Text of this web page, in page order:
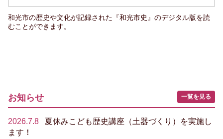
和光市の歴史や文化が記録された『和光市史』のデジタル版を読
むことができます。
お知らせ 一覧を見る
2026.7.8
夏休みこども歴史講座（土器づくり）を実施し
ます！